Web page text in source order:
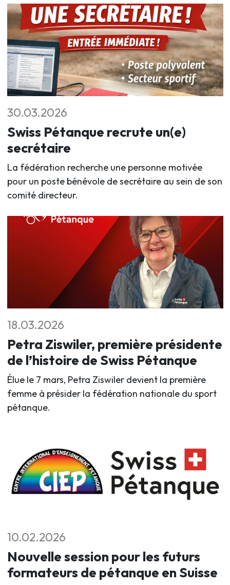
30.03.2026
Swiss Pétanque recrute un(e)
secrétaire
La fédération recherche une personne motivée
pour un poste bénévole de secrétaire au sein de son
comité directeur.
18.03.2026
Petra Ziswiler, première présidente
de l’histoire de Swiss Pétanque
Élue le 7 mars, Petra Ziswiler devient la première
femme à présider la fédération nationale du sport
pétanque.
10.02.2026
Nouvelle session pour les futurs
formateurs de pétanque en Suisse